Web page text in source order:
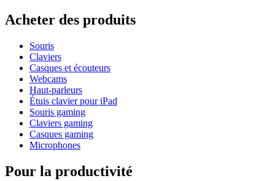
Acheter des produits
Souris
Claviers
Casques et écouteurs
Webcams
Haut-parleurs
Étuis clavier pour iPad
Souris gaming
Claviers gaming
Casques gaming
Microphones
Pour la productivité